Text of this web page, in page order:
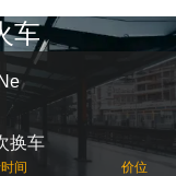
车
换车
间 价位